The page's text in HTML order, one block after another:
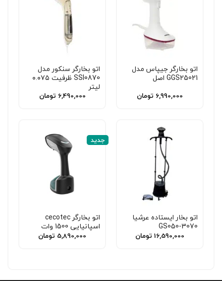
اتو بخارگر جیپاس مدل
GGS25021 اصل
6,990,000 تومان
اتو بخارگر سنکور مدل
SSI0870 ظرفیت ۰.۰۷۵
لیتر
6,490,000 تومان
اتو بخار ایستاده عرشیا
GS050-3070
16,590,000 تومان
جدید
اتو بخارگر cecotec
اسپانیایی 1500 وات
5,890,000 تومان